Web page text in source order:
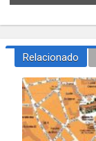
Relacionado